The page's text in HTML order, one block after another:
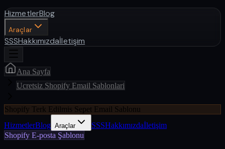
HizmetlerBlog
Araçlar
SSSHakkımızdaİletişim
Ana Sayfa
Ucretsiz Shopify Email Sablonlari
Shopify Terk Edilmis Sepet Email Sablonu
HizmetlerBlog Araçlar SSSHakkımızdaİletişim
Shopify E-posta Şablonu